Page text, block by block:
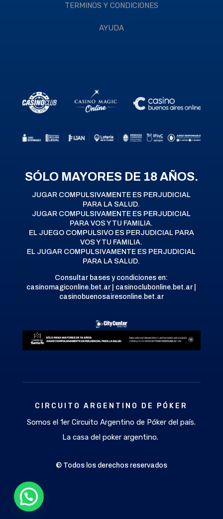
TERMINOS Y CONDICIONES
AYUDA
SÓLO MAYORES DE 18 AÑOS.
JUGAR COMPULSIVAMENTE ES PERJUDICIAL
PARA LA SALUD.
JUGAR COMPULSIVAMENTE ES PERJUDICIAL
PARA VOS Y TU FAMILIA.
EL JUEGO COMPULSIVO ES PERJUDICIAL PARA
VOS Y TU FAMILIA.
EL JUGAR COMPULSIVAMENTE ES PERJUDICIAL
PARA LA SALUD.
Consultar bases y condiciones en:
casinomagiconline.bet.ar | casinoclubonline.bet.ar |
casinobuenosairesonline.bet.ar
CIRCUITO ARGENTINO DE PÓKER
Somos el 1er Circuito Argentino de Póker del país.
La casa del poker argentino.
© Todos los derechos reservados